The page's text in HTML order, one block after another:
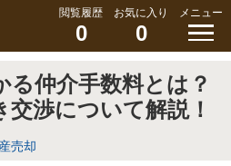
閲覧履歴
0
お気に入り
0
メニュー
る仲介手数料とは？
渉について解説！
売却